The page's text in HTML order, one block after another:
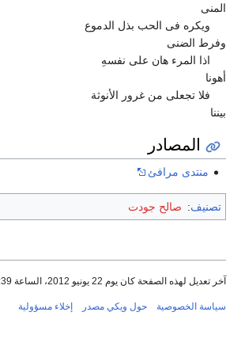
المنى
ويكره فى الحب بذل الدموع
وفرط الضنى
اذا المرء هان على نفسهِ
أهونا
فلا تجعلى من غرور الأنوثة
بيننا
المصادر
منتدى مرافئ
تصنيف: صالح جودت
آخر تعديل لهذه الصفحة كان يوم 22 يونيو 2012، الساعة 19:39.
سياسة الخصوصية حول ويكي مصدر إخلاء مسؤولية